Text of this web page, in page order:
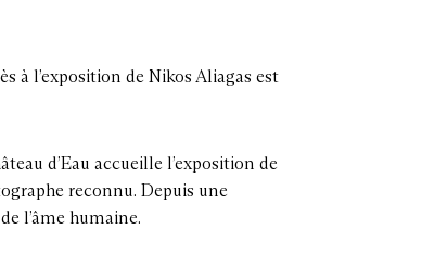
à l’exposition de Nikos Aliagas est
d’Eau accueille l’exposition de
reconnu. Depuis une
l’âme humaine.